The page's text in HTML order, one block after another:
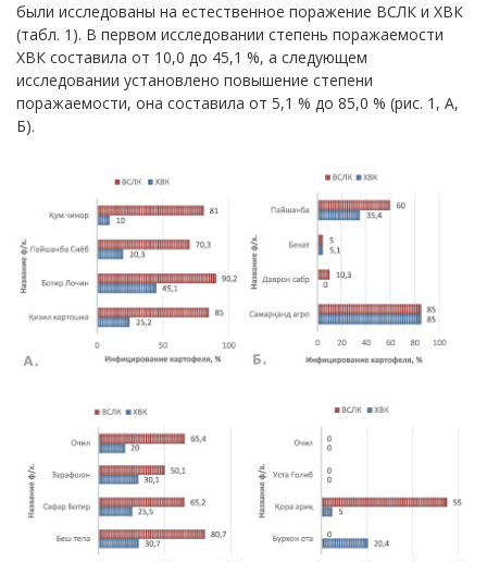
были исследованы на естественное поражение ВСЛК и ХВК
(табл. 1). В первом исследовании степень поражаемости
ХВК составила от 10,0 до 45,1 %, а следующем
исследовании установлено повышение степени
поражаемости, она составила от 5,1 % до 85,0 % (рис. 1, А,
Б).